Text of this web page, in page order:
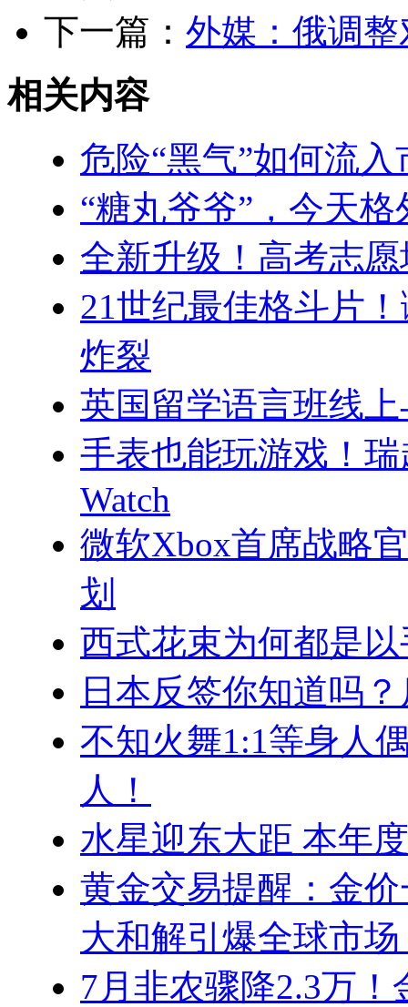
下一篇： 外媒：俄调
相关内容
危险“黑气”如何流入
“糖丸爷爷”，今天
全新升级！高考志
21世纪最佳格斗片
炸裂
英国留学语言班线
手表也能玩游戏！
Watch
微软Xbox首席战略
划
西式花束为何都是
日本反签你知道吗
不知火舞1:1等身人
人！
水星迎东大距 本年
黄金交易提醒：金
大和解引爆全球市
7月非农骤降2.3万